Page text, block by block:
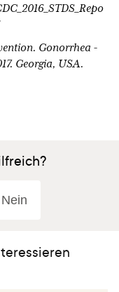
Gonorrhea -
Georgia, USA.
stdfact-gonorrhea-
2015 Jun 5;64(RR-
2015-print.pdf
Nein